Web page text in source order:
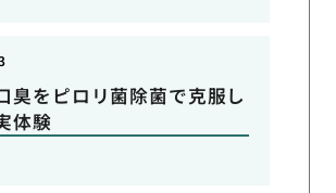
臭をピロリ菌除菌で克服し
体験